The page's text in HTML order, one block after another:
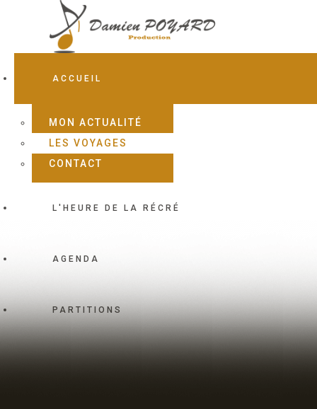
ACCUEIL
MON ACTUALITÉ
LES VOYAGES
CONTACT
L'HEURE DE LA RÉCRÉ
AGENDA
PARTITIONS